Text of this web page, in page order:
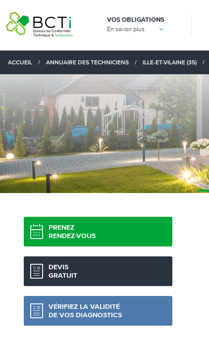
VOS OBLIGATIONS
En savoir plus
ACCUEIL / ANNUAIRE DES TECHNICIENS / ILLE-ET-VILAINE (35) /
PRENEZ
RENDEZ-VOUS
DEVIS
GRATUIT
VÉRIFIEZ LA VALIDITÉ
DE VOS DIAGNOSTICS